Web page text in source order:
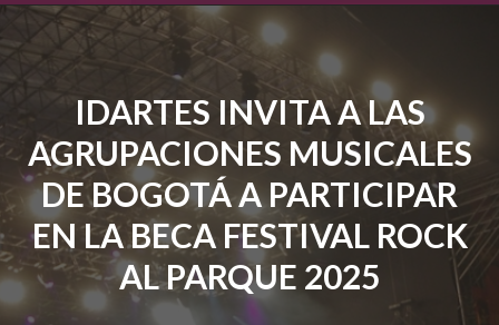
AL
2025
IDARTES INVITA A LAS
AGRUPACIONES MUSICALES
DE BOGOTÁ A PARTICIPAR
EN LA BECA FESTIVAL ROCK
AL PARQUE 2025